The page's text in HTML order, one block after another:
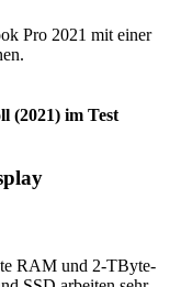
Pro 2021 mit einer
(2021) im Test
RAM und 2-TByte-